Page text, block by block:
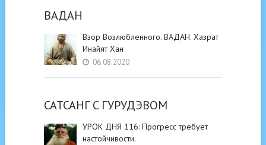
ВАДАН
Взор Возлюбленного. ВАДАН. Хазрат
Инайят Хан
06.08.2020
САТСАНГ C ГУРУДЭВОМ
УРОК ДНЯ 116: Прогресс требует
настойчивости.